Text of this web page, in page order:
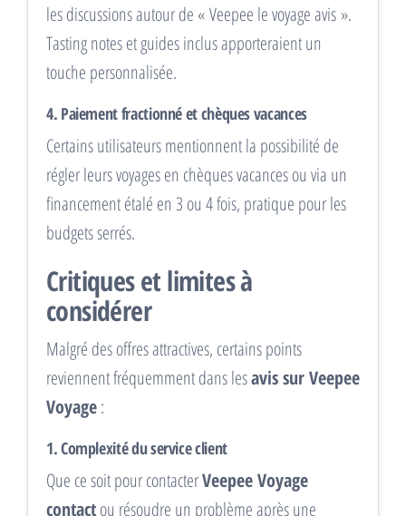
les discussions autour de « Veepee le voyage avis ».
Tasting notes et guides inclus apporteraient un
touche personnalisée.
4. Paiement fractionné et chèques vacances
Certains utilisateurs mentionnent la possibilité de
régler leurs voyages en chèques vacances ou via un
financement étalé en 3 ou 4 fois, pratique pour les
budgets serrés.
Critiques et limites à
considérer
Malgré des offres attractives, certains points
reviennent fréquemment dans lesavis sur Veepee
Voyage:
1. Complexité du service client
Que ce soit pour contacterVeepee Voyage
contactou résoudre un problème après une